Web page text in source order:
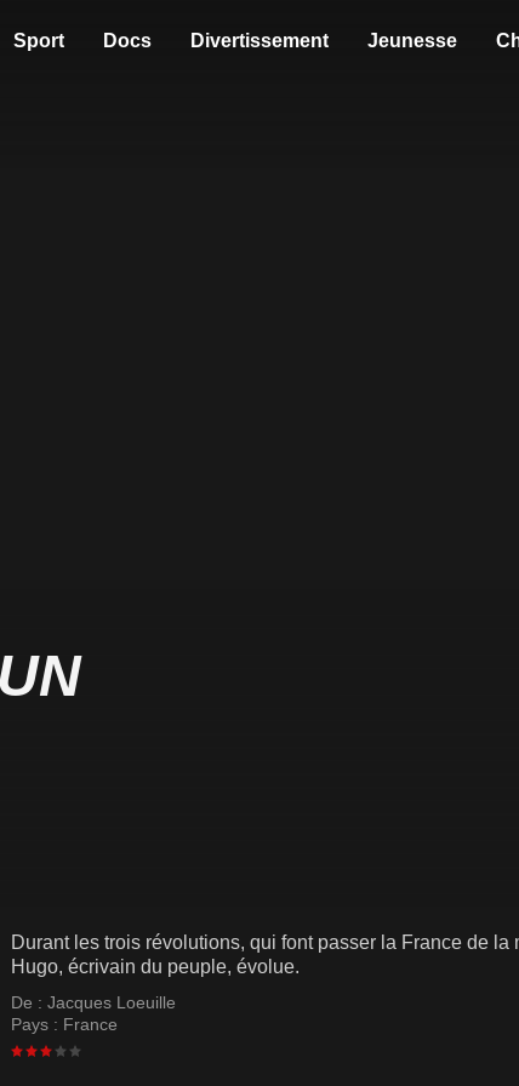
Sport Docs Divertissement Jeunesse
Durant les trois révolutions, qui font passer la France de
Hugo, écrivain du peuple, évolue.
De : Jacques Loeuille
Pays : France